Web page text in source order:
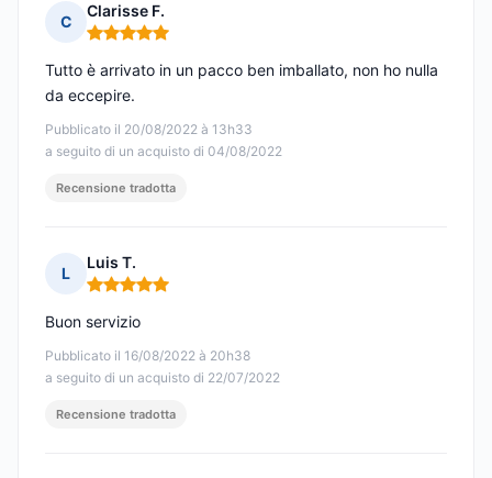
C
Clarisse F.
Nota: 5 su 5
Pubblicato il 20/08/2022 à 13h33
a seguito di un acquisto di 04/08/2022
Tutto è arrivato in un pacco ben imballato, non ho nulla
da eccepire.
Recensione tradotta
L
Luis T.
Nota: 5 su 5
Pubblicato il 16/08/2022 à 20h38
a seguito di un acquisto di 22/07/2022
Buon servizio
Recensione tradotta